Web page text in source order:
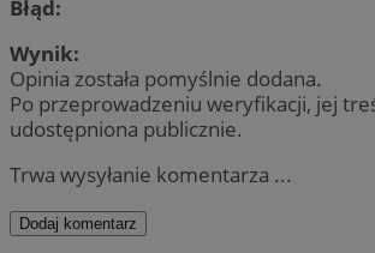
Błąd:
Wynik:
Opinia została pomyślnie dodana.
Po przeprowadzeniu weryfikacji, jej
udostępniona publicznie.
Trwa wysyłanie komentarza ...
Dodaj komentarz